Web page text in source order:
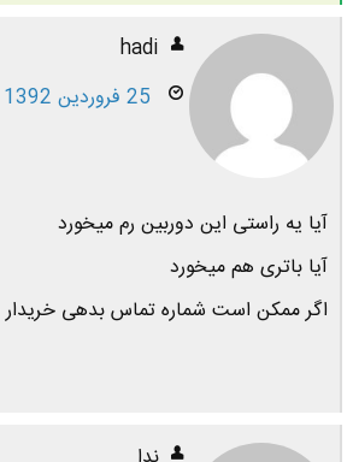
hadi
25 فروردین 1392
آیا یه راستی این دوربین رم میخورد
آیا باتری هم میخورد
اگر ممکن است شماره تماس بدهی